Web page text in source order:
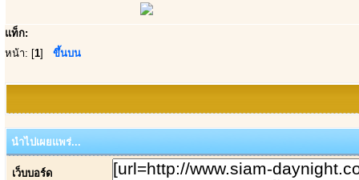
แท็ก:
หน้า: [1] ขึ้นบน
นำไปเผยแพร่...
เว็บบอร์ด